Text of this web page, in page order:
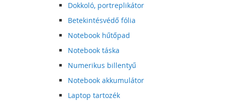
Dokkoló, portreplikátor
Betekintésvédő fólia
Notebook hűtőpad
Notebook táska
Numerikus billentyű
Notebook akkumulátor
Laptop tartozék